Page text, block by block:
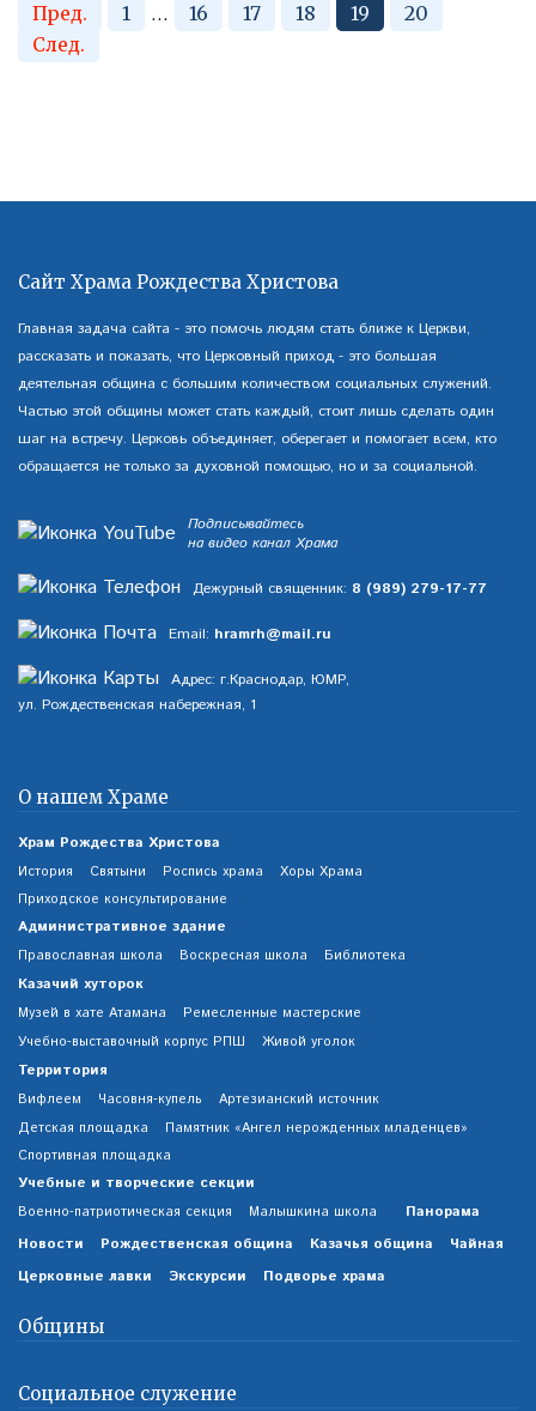
Пред. 1 ... 16 17 18 19
20
След.
Сайт Храма Рождества Христова
Главная задача сайта - это помочь людям стать ближе к Церкви,
рассказать и показать, что Церковный приход - это большая
деятельная община с большим количеством социальных служений.
Частью этой общины может стать каждый, стоит лишь сделать один
шаг на встречу. Церковь объединяет, оберегает и помогает всем, кто
обращается не только за духовной помощью, но и за социальной.
Подписывайтесь
на видео канал Храма
Дежурный священник: 8 (989) 279-17-77
Email: hramrh@mail.ru
Адрес: г.Краснодар, ЮМР,
ул. Рождественская набережная, 1
О нашем Храме
Храм Рождества Христова
История Святыни Роспись храма
Хоры Храма
Приходское консультирование
Административное здание
Православная школа Воскресная школа Библиотека
Казачий хуторок
Музей в хате Атамана
Ремесленные мастерские
Учебно-выставочный корпус РПШ
Живой уголок
Территория
Вифлеем Часовня-купель
Артезианский источник
Детская площадка
Памятник «Ангел нерожденных младенцев»
Спортивная площадка
Учебные и творческие секции
Военно-патриотическая секция Малышкина школа
Панорама
Новости
Рождественская община Казачья община
Чайная
Церковные лавки
Экскурсии Подворье храма
Общины
Социальное служение